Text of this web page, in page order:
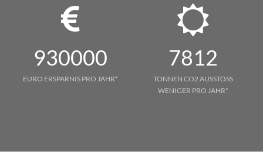
930000
EURO ERSPARNIS PRO JAHR*
7812
TONNEN CO2 AUSSTOSS W
ENIGER PRO JAHR*